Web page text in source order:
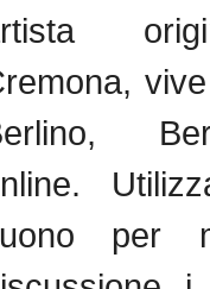
per